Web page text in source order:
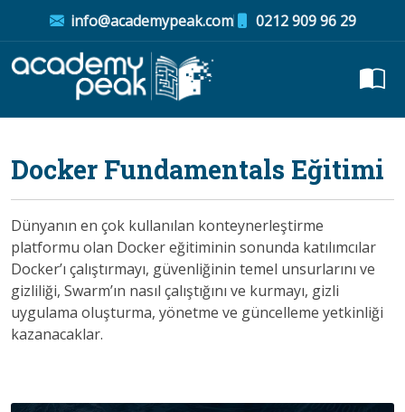
info@academypeak.com 0212 909 96 29
Docker Fundamentals Eğitimi
Dünyanın en çok kullanılan konteynerleştirme
platformu olan Docker eğitiminin sonunda katılımcılar
Docker’ı çalıştırmayı, güvenliğinin temel unsurlarını ve
gizliliği, Swarm’ın nasıl çalıştığını ve kurmayı, gizli
uygulama oluşturma, yönetme ve güncelleme yetkinliği
kazanacaklar.